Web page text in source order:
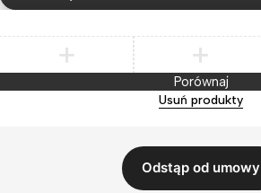
Porównaj
Usuń produkty